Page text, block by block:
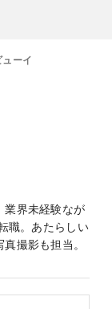
ーイ
業界未経験なが
職。あたらしい
撮影も担当。